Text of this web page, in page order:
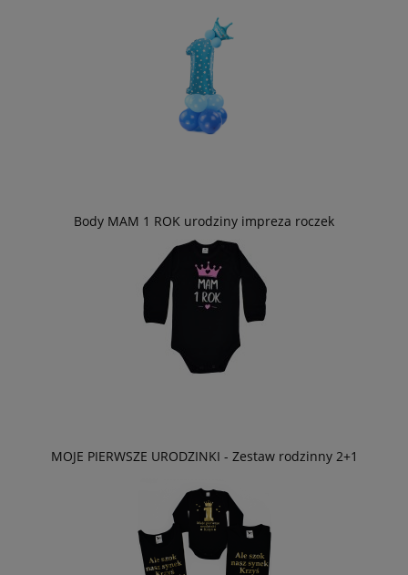
Body MAM 1 ROK urodziny impreza roczek
MOJE PIERWSZE URODZINKI - Zestaw rodzinny 2+1